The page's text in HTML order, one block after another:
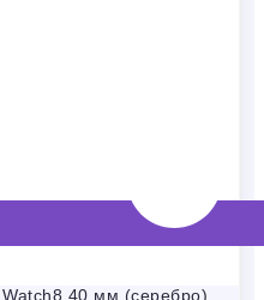
40 мм (серебро)